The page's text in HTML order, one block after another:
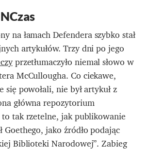
na łamach Defendera szybko stał
artykułów. Trzy dni po jego
przetłumaczyło niemal słowo w
McCullougha. Co ciekawe,
się powołali, nie był artykuł z
główna repozytorium
tak rzetelne, jak publikowanie
Goethego, jako źródło podając
Biblioteki Narodowej”. Zabieg